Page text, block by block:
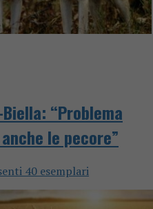
“Problema
le pecore”
40 esemplari